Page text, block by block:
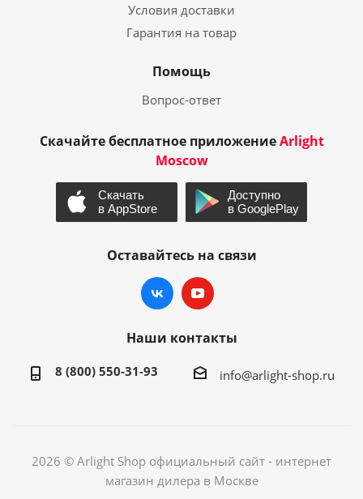
Условия доставки
Гарантия на товар
Помощь
Вопрос-ответ
Скачайте бесплатное приложениеArlight
Moscow
Оставайтесь на связи
Наши контакты
8 (800) 550-31-93 info@arlight-shop.ru
2026 © Arlight Shop официальный сайт - интернет
магазин дилера в Москве